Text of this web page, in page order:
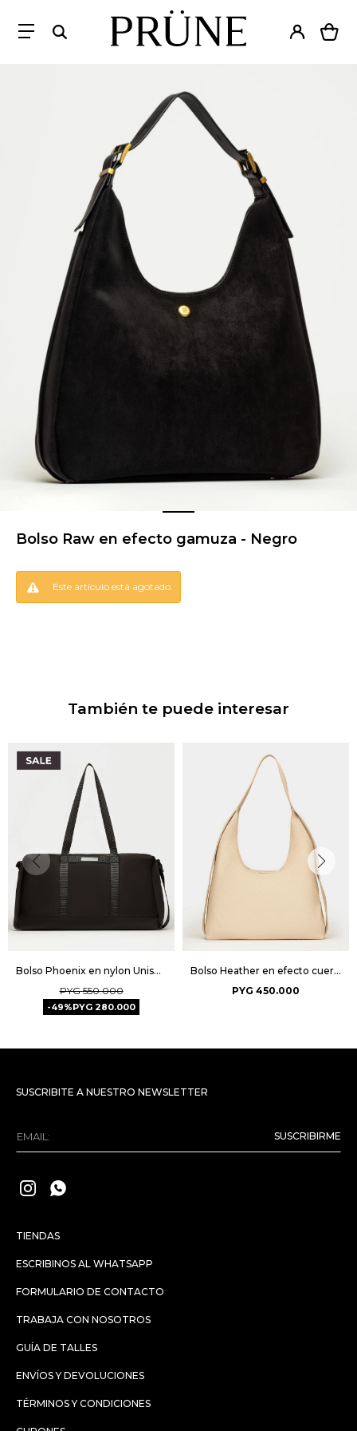
Bolso Raw en efecto gamuza - Negro
Este artículo está agotado.
También te puede interesar
Bolso Phoenix en nylon Unisex - Negro
PYG 550.000
49 PYG 280.000
Bolso Heather en efecto cuero graneado - Natural
PYG 450.000
TIENDAS
ESCRIBINOS AL WHATSAPP
FORMULARIO DE CONTACTO
TRABAJA CON NOSOTROS
GUÍA DE TALLES
ENVÍOS Y DEVOLUCIONES
TÉRMINOS Y CONDICIONES
SUSCRIBITE A NUESTRO NEWSLETTER
SUSCRIBIRME
 